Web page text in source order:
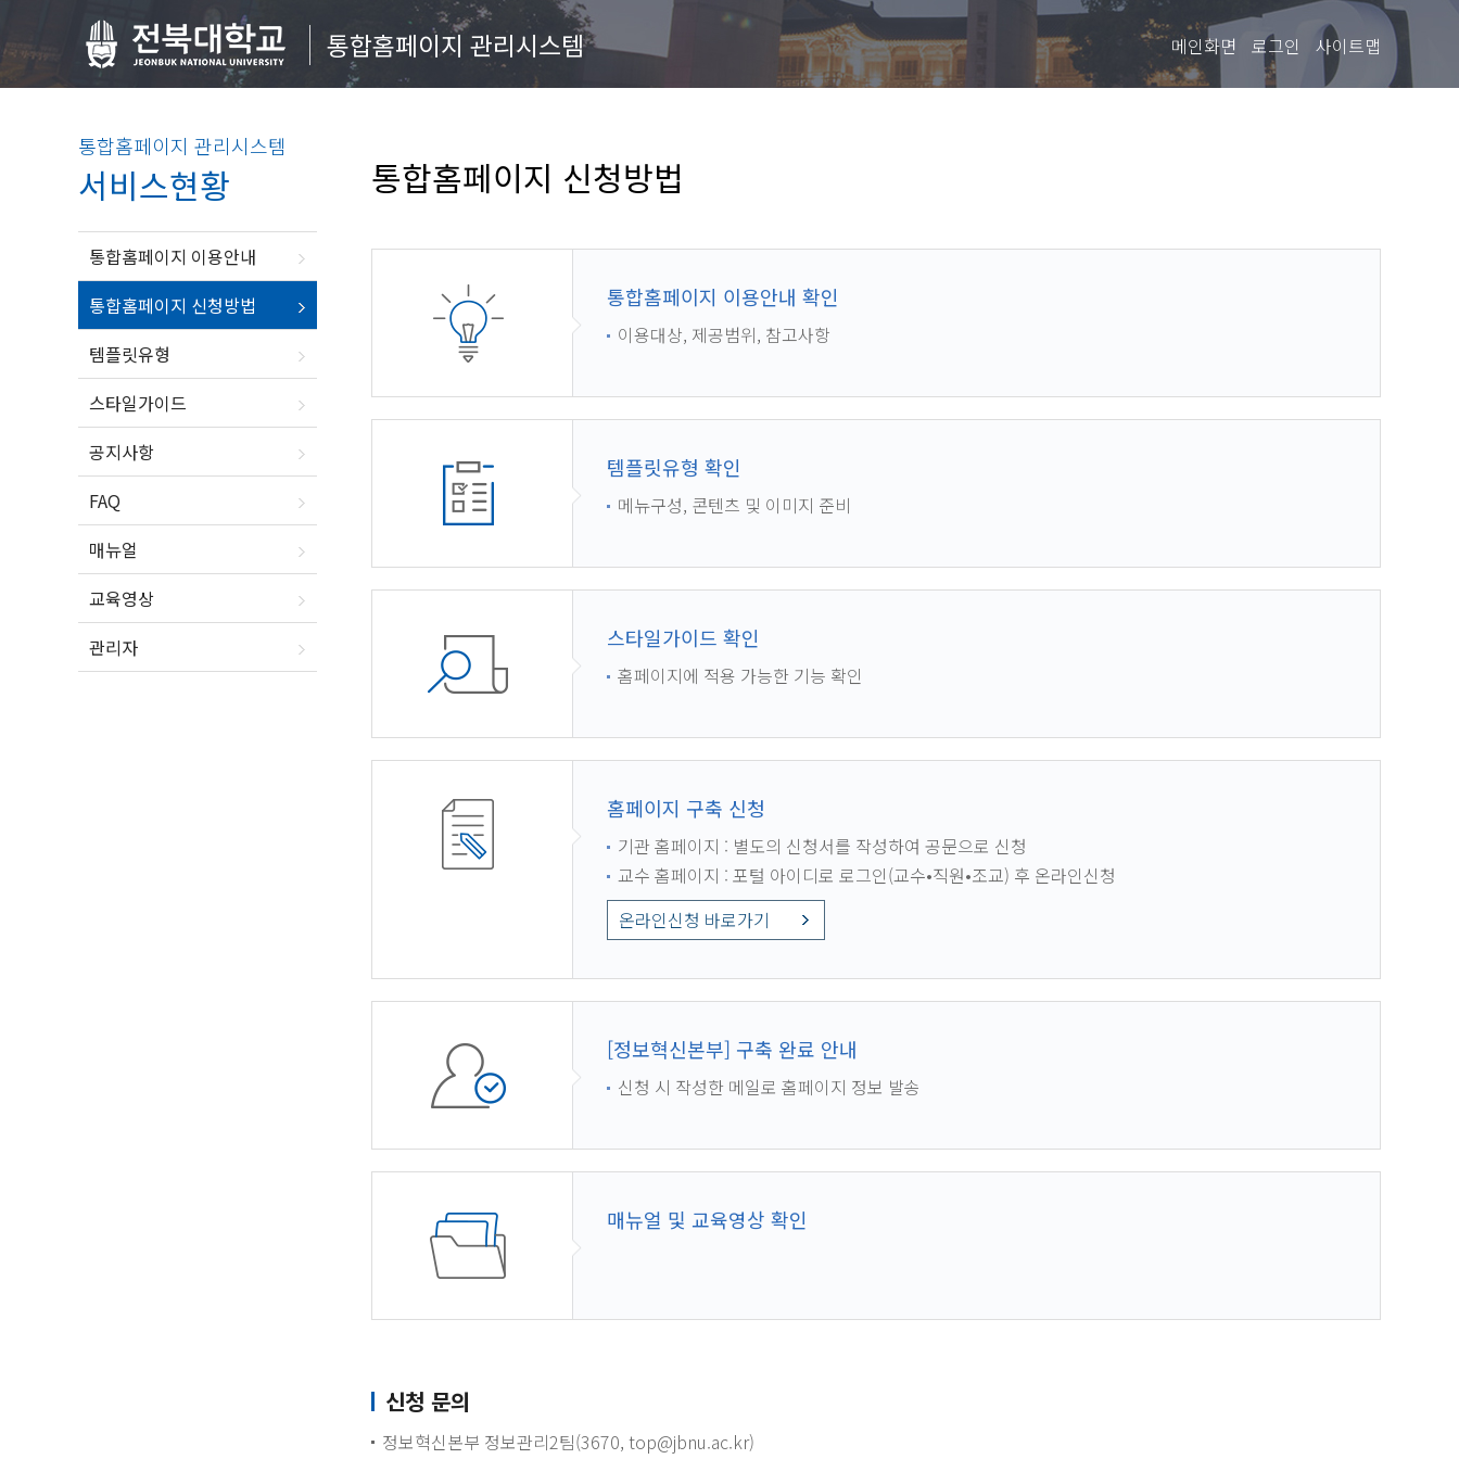
통합홈페이지 관리시스템 메인화면 로그인 사이트맵
통합홈페이지 관리시스템
서비스현황
통합홈페이지 이용안내
통합홈페이지 신청방법
템플릿유형
스타일가이드
공지사항
FAQ
매뉴얼
교육영상
관리자
통합홈페이지 신청방법
통합홈페이지 이용안내 확인
이용대상, 제공범위, 참고사항
템플릿유형 확인
메뉴구성, 콘텐츠 및 이미지 준비
스타일가이드 확인
홈페이지에 적용 가능한 기능 확인
홈페이지 구축 신청
기관 홈페이지 : 별도의 신청서를 작성하여 공문으로 신청
교수 홈페이지 : 포털 아이디로 로그인(교수•직원•조교) 후 온라인신청
온라인신청 바로가기
[정보혁신본부] 구축 완료 안내
신청 시 작성한 메일로 홈페이지 정보 발송
매뉴얼 및 교육영상 확인
신청 문의
정보혁신본부 정보관리2팀(3670, top@jbnu.ac.kr)